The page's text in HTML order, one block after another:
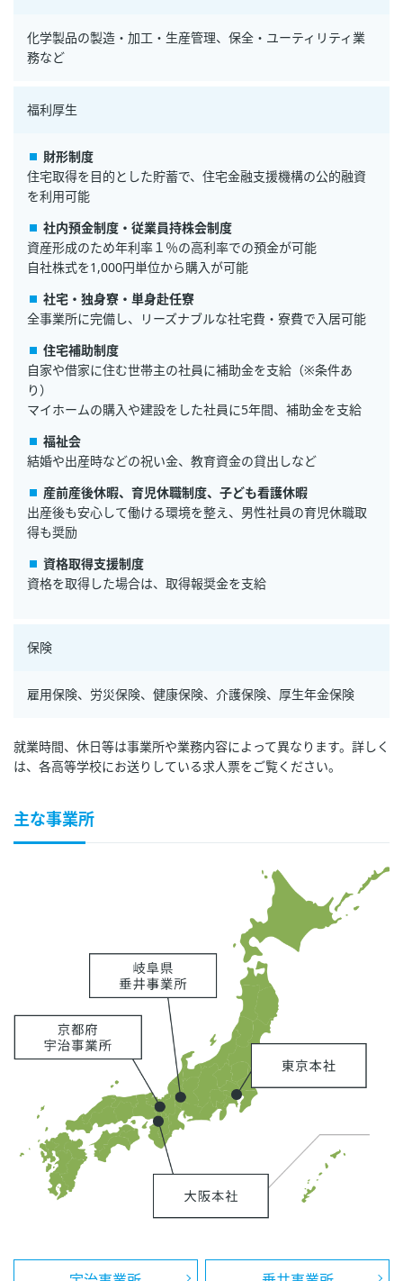
化学製品の製造・加工・生産管理、保全・ユーティリティ業
務など
福利厚生
財形制度
住宅取得を目的とした貯蓄で、住宅金融支援機構の公的融資
を利用可能
社内預金制度・従業員持株会制度
資産形成のため年利率１％の高利率での預金が可能
自社株式を1,000円単位から購入が可能
社宅・独身寮・単身赴任寮
全事業所に完備し、リーズナブルな社宅費・寮費で入居可能
住宅補助制度
自家や借家に住む世帯主の社員に補助金を支給（※条件あ
り）
マイホームの購入や建設をした社員に5年間、補助金を支給
福祉会
結婚や出産時などの祝い金、教育資金の貸出しなど
産前産後休暇、育児休職制度、子ども看護休暇
出産後も安心して働ける環境を整え、男性社員の育児休職取
得も奨励
資格取得支援制度
資格を取得した場合は、取得報奨金を支給
保険
雇用保険、労災保険、健康保険、介護保険、厚生年金保険
就業時間、休日等は事業所や業務内容によって異なります。詳しく
は、各高等学校にお送りしている求人票をご覧ください。
主な事業所